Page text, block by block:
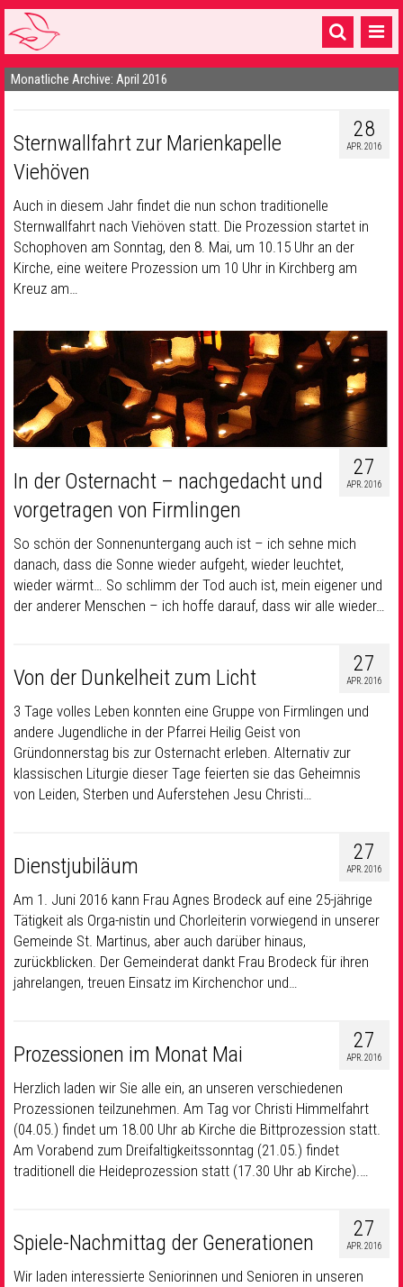
Startseite
16 Gemeinden & mehr
Sakramente & Feste
Gemeinschaft & Soziales
Seelsorge & Kontakt
Monatliche Archive: April 2016
28
APR. 2016
Sternwallfahrt zur Marienkapelle
Viehöven
Auch in diesem Jahr findet die nun schon traditionelle
Sternwallfahrt nach Viehöven statt. Die Prozession startet in
Schophoven am Sonntag, den 8. Mai, um 10.15 Uhr an der
Kirche, eine weitere Prozession um 10 Uhr in Kirchberg am
Kreuz am…
27
APR. 2016
In der Osternacht – nachgedacht und
vorgetragen von Firmlingen
So schön der Sonnenuntergang auch ist – ich sehne mich
danach, dass die Sonne wieder aufgeht, wieder leuchtet,
wieder wärmt… So schlimm der Tod auch ist, mein eigener und
der anderer Menschen – ich hoffe darauf, dass wir alle wieder…
27
APR. 2016
Von der Dunkelheit zum Licht
3 Tage volles Leben konnten eine Gruppe von Firmlingen und
andere Jugendliche in der Pfarrei Heilig Geist von
Gründonnerstag bis zur Osternacht erleben. Alternativ zur
klassischen Liturgie dieser Tage feierten sie das Geheimnis
von Leiden, Sterben und Auferstehen Jesu Christi…
27
APR. 2016
Dienstjubiläum
Am 1. Juni 2016 kann Frau Agnes Brodeck auf eine 25-jährige
Tätigkeit als Orga-nistin und Chorleiterin vorwiegend in unserer
Gemeinde St. Martinus, aber auch darüber hinaus,
zurückblicken. Der Gemeinderat dankt Frau Brodeck für ihren
jahrelangen, treuen Einsatz im Kirchenchor und…
27
APR. 2016
Prozessionen im Monat Mai
Herzlich laden wir Sie alle ein, an unseren verschiedenen
Prozessionen teilzunehmen. Am Tag vor Christi Himmelfahrt
(04.05.) findet um 18.00 Uhr ab Kirche die Bittprozession statt.
Am Vorabend zum Dreifaltigkeitssonntag (21.05.) findet
traditionell die Heideprozession statt (17.30 Uhr ab Kirche).…
27
APR. 2016
Spiele-Nachmittag der Generationen
Wir laden interessierte Seniorinnen und Senioren in unseren